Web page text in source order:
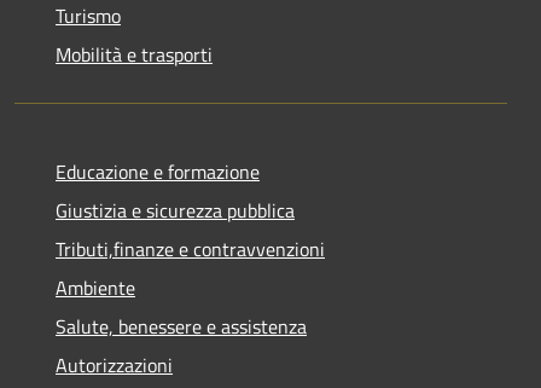
Turismo
Mobilità e trasporti
Educazione e formazione
Giustizia e sicurezza pubblica
Tributi,finanze e contravvenzioni
Ambiente
Salute, benessere e assistenza
Autorizzazioni